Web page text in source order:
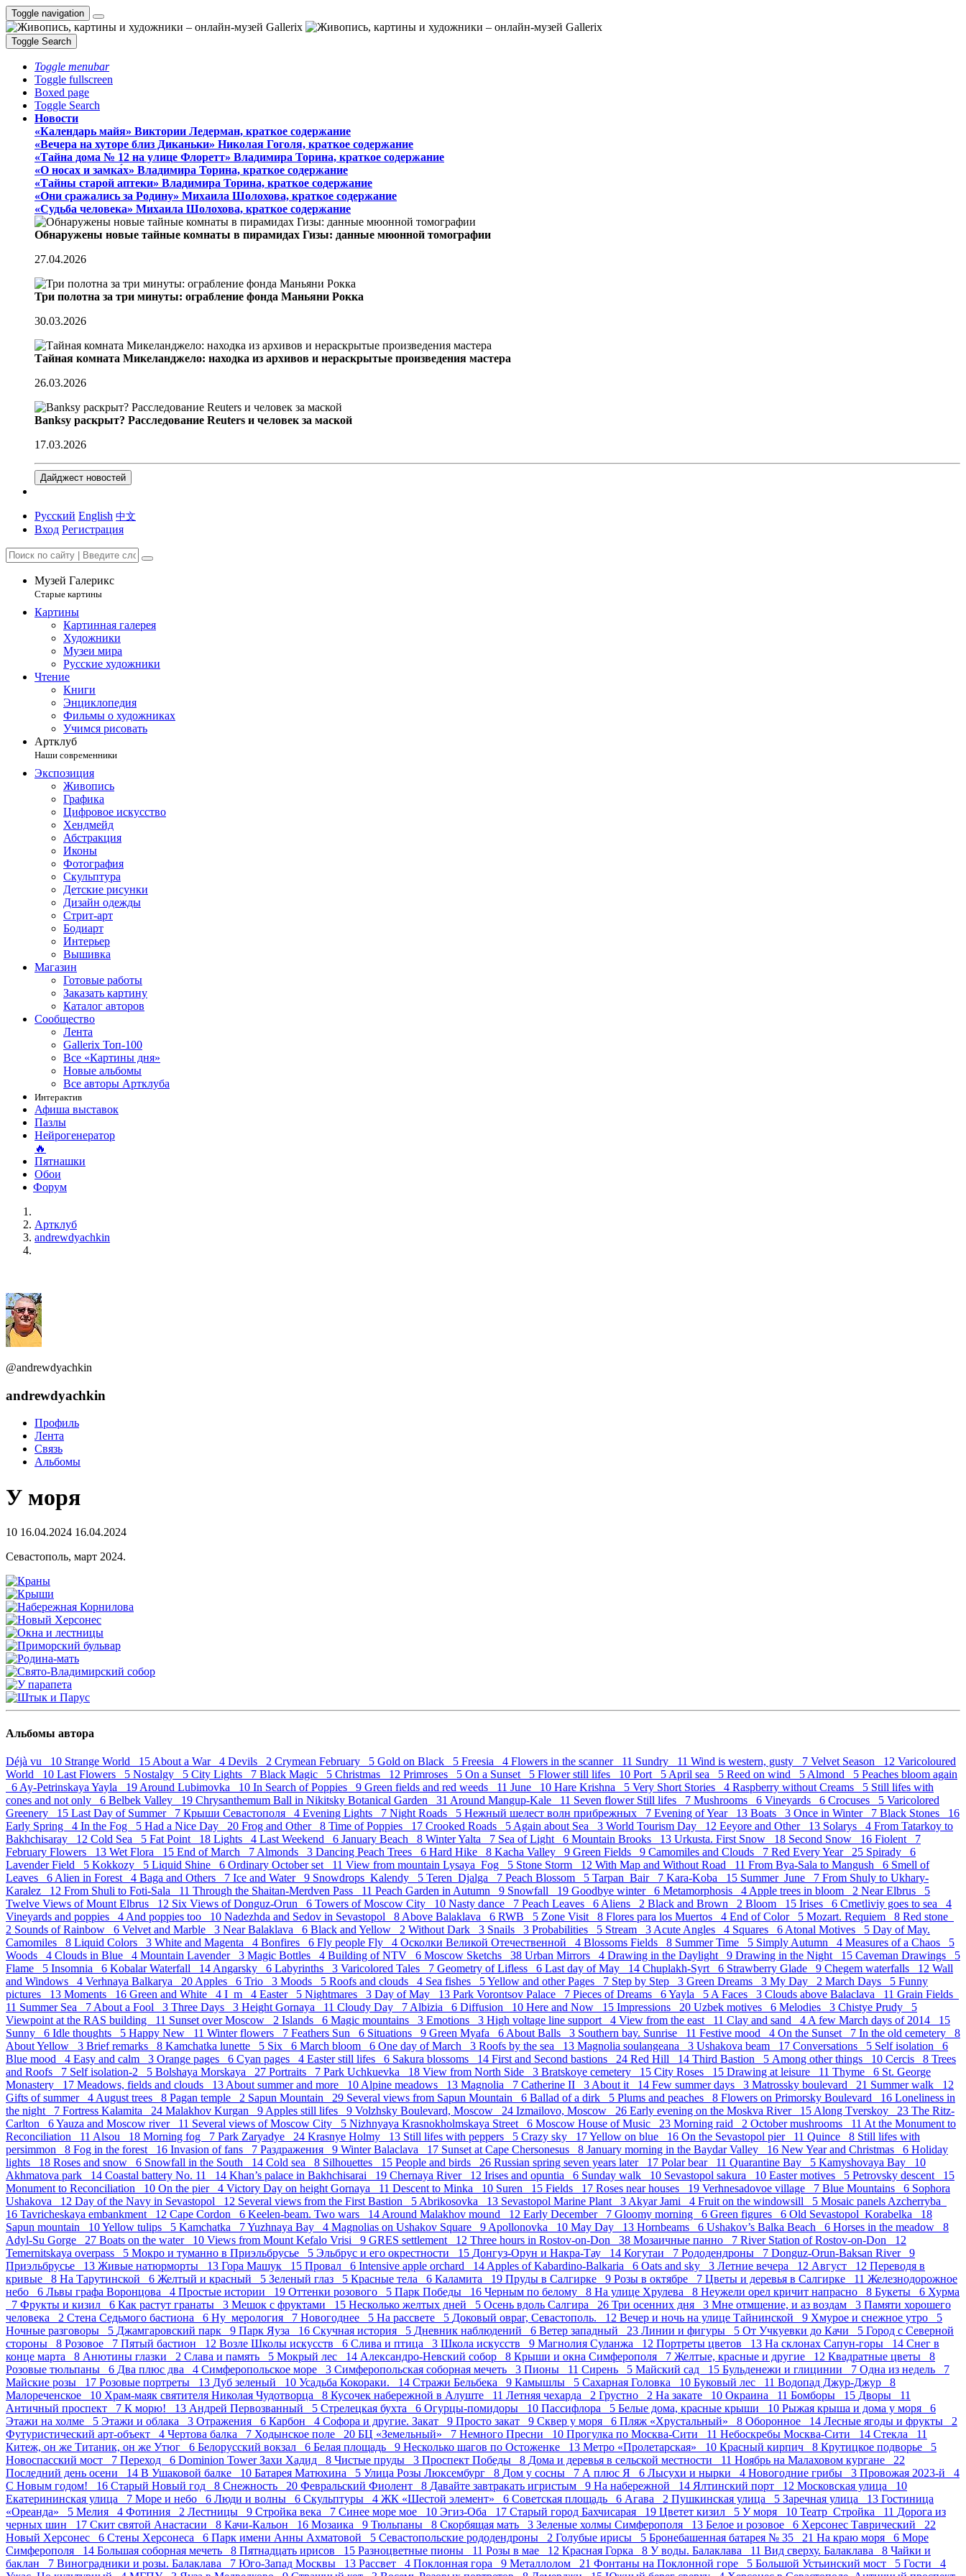
Toggle navigation
Toggle Search
Toggle menubar
Toggle fullscreen
Boxed page
Toggle Search
Новости
«Календарь майя» Виктории Ледерман, краткое содержание
«Вечера на хуторе близ Диканьки» Николая Гоголя, краткое содержание
«Тайна дома № 12 на улице Флоретт» Владимира Торина, краткое содержание
«О носах и замка́х» Владимира Торина, краткое содержание
«Тайны старой аптеки» Владимира Торина, краткое содержание
«Они сражались за Родину» Михаила Шолохова, краткое содержание
«Судьба человека» Михаила Шолохова, краткое содержание
Обнаружены новые тайные комнаты в пирамидах Гизы: данные мюонной томографии
27.04.2026
Три полотна за три минуты: ограбление фонда Маньяни Рокка
30.03.2026
Тайная комната Микеланджело: находка из архивов и нераскрытые произведения мастера
26.03.2026
Banksy раскрыт? Расследование Reuters и человек за маской
17.03.2026
Дайджест новостей
Русский English 中文
Вход Регистрация
Музей Галерикс
Старые картины
Картины
Картинная галерея
Художники
Музеи мира
Русские художники
Чтение
Книги
Энциклопедия
Фильмы о художниках
Учимся рисовать
Артклуб
Наши современники
Экспозиция
Живопись
Графика
Цифровое искусство
Хендмейд
Абстракция
Иконы
Фотография
Скульптура
Детские рисунки
Дизайн одежды
Стрит-арт
Бодиарт
Интерьер
Вышивка
Магазин
Готовые работы
Заказать картину
Каталог авторов
Сообщество
Лента
Gallerix Топ-100
Все «Картины дня»
Новые альбомы
Все авторы Артклуба
Интерактив
Афиша выставок
Пазлы
Нейрогенератор
🔥
Пятнашки
Обои
Форум
Артклуб
andrewdyachkin
@andrewdyachkin
andrewdyachkin
Профиль
Лента
Связь
Альбомы
У моря
10 16.04.2024 16.04.2024
Севастополь, март 2024.
Альбомы автора
Déjà vu 10 Strange World 15 About a War 4 Devils 2 Crymean February 5 Gold on Black 5 Freesia 4 Flowers in the scanner 11 Sundry 11 Wind is western, gusty 7 Velvet Season 12 Varicoloured
World 10 Last Flowers 5 Nostalgy 5 City Lights 7 Black Magic 5 Christmas 12 Primroses 5 On a Sunset 5 Flower still lifes 10 Port 5 April sea 5 Reed on wind 5 Almond 5 Peaches bloom again
6 Ay-Petrinskaya Yayla 19 Around Lubimovka 10 In Search of Poppies 9 Green fields and red weeds 11 June 10 Hare Krishna 5 Very Short Stories 4 Raspberry without Creams 5 Still lifes with
cones and not only 6 Belbek Valley 19 Chrysanthemum Ball in Nikitsky Botanical Garden 31 Around Mangup-Kale 11 Seven flower Still lifes 7 Mushrooms 6 Vineyards 6 Crocuses 5 Varicolored
Greenery 15 Last Day of Summer 7 Крыши Севастополя 4 Evening Lights 7 Night Roads 5 Нежный шелест волн прибрежных 7 Evening of Year 13 Boats 3 Once in Winter 7 Black Stones 16
Early Spring 4 In the Fog 5 Had a Nice Day 20 Frog and Other 8 Time of Poppies 17 Crooked Roads 5 Again about Sea 3 World Tourism Day 12 Eeyore and Other 13 Solarys 4 From Tatarkoy to
Bakhchisaray 12 Cold Sea 5 Fat Point 18 Lights 4 Last Weekend 6 January Beach 8 Winter Yalta 7 Sea of Light 6 Mountain Brooks 13 Urkusta. First Snow 18 Second Snow 16 Fiolent 7
February Flowers 13 Wet Flora 15 End of March 7 Almonds 3 Dancing Peach Trees 6 Hard Hike 8 Kacha Valley 9 Green Fields 9 Camomiles and Clouds 7 Red Every Year 25 Spirady 6
Lavender Field 5 Kokkozy 5 Liquid Shine 6 Ordinary October set 11 View from mountain Lysaya_Fog 5 Stone Storm 12 With Map and Without Road 11 From Bya-Sala to Mangush 6 Smell of
Leaves 6 Alien in Forest 4 Baga and Others 7 Ice and Water 9 Snowdrops_Kalendy 5 Teren_Djalga 7 Peach Blossom 5 Tarpan_Bair 7 Kara-Koba 15 Summer_June 7 From Shuly to Ukhary-
Karalez 12 From Shuli to Foti-Sala 11 Through the Shaitan-Merdven Pass 11 Peach Garden in Autumn 9 Snowfall 19 Goodbye winter 6 Metamorphosis 4 Apple trees in bloom 2 Near Elbrus 5
Twelve Views of Mount Elbrus 12 Six Views of Donguz-Orun 6 Towers of Moscow City 10 Nasty dance 7 Peach Leaves 6 Aliens 2 Black and Brown 2 Bloom 15 Irises 6 Cmetliviy goes to sea 4
Vineyards and poppies 4 And poppies too 10 Nadezhda and Sedov in Sevastopol 8 Above Balaklava 6 RWB 5 Zone Visit 8 Flores para los Muertos 4 End of Color 5 Mozart. Requiem 8 Red stone
2 Sounds of Rainbow 6 Velvet and Marble 3 Near Balaklava 6 Black and Yellow 2 Without Dark 3 Snails 3 Probabilities 5 Stream 3 Acute Angles 4 Squares 6 Atonal Motives 5 Day of May.
Camomiles 8 Liquid Colors 3 White and Magenta 4 Bonfires 6 Fly people Fly 4 Осколки Великой Отечественной 4 Blossoms Fields 8 Summer Time 5 Simply Autumn 4 Measures of a Chaos 5
Woods 4 Clouds in Blue 4 Mountain Lavender 3 Magic Bottles 4 Building of NTV 6 Moscow Sketchs 38 Urban Mirrors 4 Drawing in the Daylight 9 Drawing in the Night 15 Caveman Drawings 5
Flame 5 Insomnia 6 Kobalar Waterfall 14 Angarsky 6 Labyrinths 3 Varicolored Tales 7 Geometry of Lifless 6 Last day of May 14 Chuplakh-Syrt 6 Strawberry Glade 9 Chegem waterfalls 12 Wall
and Windows 4 Verhnaya Balkarya 20 Apples 6 Trio 3 Moods 5 Roofs and clouds 4 Sea fishes 5Yellow and other Pages 7 Step by Step 3 Green Dreams 3 My Day 2 March Days 5 Funny
pictures 13 Moments 16 Green and White 4 I_m 4 Easter 5 Nightmares 3 Day of May 13 Park Vorontsov Palace 7 Pieces of Dreams 6Yayla 5 A Faces 3 Clouds above Balaclava 11 Grain Fields
11 Summer Sea 7 About a Fool 3 Three Days 3 Height Gornaya 11 Cloudy Day 7 Albizia 6 Diffusion 10 Here and Now 15 Impressions 20 Uzbek motives 6 Melodies 3 Chistye Prudy 5
Viewpoint at the RAS building 11 Sunset over Moscow 2 Islands 6 Magic mountains 3 Emotions 3 High voltage line support 4 View from the east 11 Clay and sand 4 A few March days of 2014 15
Sunny 6 Idle thoughts 5 Happy New 11 Winter flowers 7 Feathers Sun 6 Situations 9 Green Myafa 6 About Balls 3 Southern bay. Sunrise 11 Festive mood 4 On the Sunset 7 In the old cemetery 8
About Yellow 3 Brief remarks 8 Kamchatka lunette 5 Six 6 March bloom 6 One day of March 3 Roofs by the sea 13 Magnolia soulangeana 3 Ushakova beam 17 Conversations 5 Self isolation 6
Blue mood 4 Easy and calm 3 Orange pages 6 Cyan pages 4 Easter still lifes 6 Sakura blossoms 14 First and Second bastions 24 Red Hill 14 Third Bastion 5 Аmong other things 10 Cercis 8 Trees
and Roofs 7 Self isolation-2 5 Bolshaya Morskaya 27 Portraits 7 Park Uchkuevka 18 View from North Side 3 Bratskoye cemetery 15 City Roses 15 Drawing at leisure 11 Thyme 6 St. George
Monastery 17 Meadows, fields and clouds 13 About summer and more 10 Alpine meadows 13 Magnolia 7 Catherine II 3 About it 14 Few summer days 3 Matrossky boulevard 21 Summer walk 12
Gifts of summer 4 August trees 8 Pagan temple 2 Sapun Mountain 29 Several views from Sapun Mountain 6 Ballad of a dirk 5 Plums and peaches 8 Flowers on Primorsky Boulevard 16 Loneliness in
the night 7 Fortress Kalamita 24 Malakhov Kurgan 9 Apples still lifes 9 Volzhsky Boulevard, Moscow 24 Izmailovo, Moscow 26 Early evening on the Moskva River 15 Along Tverskoy 23 The Ritz-
Carlton 6Yauza and Moscow river 11 Several views of Moscow City 5 Nizhnyaya Krasnokholmskaya Street 6 Moscow House of Music 23 Morning raid 2 October mushrooms 11 At the Monument to
Reconciliation 11 Alsou 18 Morning fog 7 Park Zaryadye 24 Krasnye Holmy 13 Still lifes with peppers 5 Crazy sky 17Yellow on blue 16 On the Sevastopol pier 11 Quince 8 Still lifes with
persimmon 8 Fog in the forest 16 Invasion of fans 7 Раздражения 9 Winter Balaclava 17 Sunset at Cape Chersonesus 8 January morning in the Baydar Valley 16 New Year and Christmas 6 Holiday
lights 18 Roses and snow 6 Snowfall in the South 14 Cold sea 8 Silhouettes 15 People and birds 26 Russian spring seven years later 17 Polar bear 11 Quarantine Bay 5 Kamyshovaya Bay 10
Akhmatova park 14 Coastal battery No. 11 14 Khan’s palace in Bakhchisarai 19 Chernaya River 12 Irises and opuntia 6 Sunday walk 10 Sevastopol sakura 10 Easter motives 5 Petrovsky descent 15
Monument to Reconciliation 10 On the pier 4 Victory Day on height Gornaya 11 Descent to Minka 10 Suren 15 Fields 17 Roses near houses 19 Verhnesadovoe village 7 Blue Mountains 6 Sophora
Ushakova 12 Day of the Navy in Sevastopol 12 Several views from the First Bastion 5 Abrikosovka 13 Sevastopol Marine Plant 3 Akyar Jami 4 Fruit on the windowsill 5 Mosaic panels Azcherryba
16 Tavricheskaya embankment 12 Cape Cordon 6 Keelen-beam. Two wars 14 Around Malakhov mound 12 Early December 7 Gloomy morning 6 Green figures 6 Old Sevastopol_Korabelka 18
Sapun mountain 10Yellow tulips 5 Kamchatka 7Yuzhnaya Bay 4 Magnolias on Ushakov Square 9 Apollonovka 10 May Day 13 Hornbeams 6 Ushakov’s Balka Beach 6 Horses in the meadow 8
Adyl-Su Gorge 27 Boats on the water 10 Views from Mount Kefalo Vrisi 9 GRES settlement 12 Three hours in Rostov-on-Don 38 Мозаичные панно 7 River Station of Rostov-on-Don 12
Temernitskaya overpass 5 Мокро и туманно в Приэльбрусье 5 Эльбрус и его окрестности 15 Донгуз-Орун и Накра-Тау 14 Когутаи 7 Рододендроны 7 Donguz-Orun-Baksan River 9
Приэльбрусье 13 Живые натюрморты 13 Гора Машук 15 Провал 6 Intensive apple orchard 14 Apples of Kabardino-Balkaria 6 Oats and sky 3 Летние вечера 12 Август 12 Переводя в
кривые 8 На Тарутинской 6 Желтый и красный 5 Зеленый глаз 5 Красные тела 6 Каламита 19 Пруды в Салгирке 9 Розы в октябре 7 Цветы и деревья в Салгирке 11 Железнодорожное
небо 6 Львы графа Воронцова 4 Простые истории 19 Оттенки розового 5 Парк Победы 16 Черным по белому 8 На улице Хрулева 8 Неужели орел кричит напрасно 8 Букеты 6 Хурма
7 Фрукты и кизил 6 Как растут гранаты 3 Мешок с фруктами 15 Несколько желтых дней 5 Осень вдоль Салгира 26 Три осенних дня 3 Мне отмщение, и аз воздам 3 Памяти хорошего
человека 2 Стена Седьмого бастиона 6 Ну_мерология 7 Новогоднее 5 На рассвете 5 Доковый овраг, Севастополь. 12 Вечер и ночь на улице Тайнинской 9 Хмурое и снежное утро 5
Ночные разговоры 5 Джамгаровский парк 9 Парк Яуза 16 Скучная история 5 Дневник наблюдений 6 Ветер западный 23 Линии и фигуры 5 От Учкуевки до Качи 5 Город с Северной
стороны 8 Розовое 7 Пятый бастион 12 Возле Школы искусств 6 Слива и птица 3 Школа искусств 9 Магнолия Суланжа 12 Портреты цветов 13 На склонах Сапун-горы 14 Снег в
конце марта 8 Анютины глазки 2 Слава и память 5 Мокрый лес 14 Александро-Невский собор 8 Крыши и окна Симферополя 7 Желтые, красные и другие 12 Квадратные цветы 8
Розовые тюльпаны 6 Два плюс два 4 Симферопольское море 3 Симферопольская соборная мечеть 3 Пионы 11 Сирень 5 Майский сад 15 Бульденежи и глицинии 7 Одна из недель 7
Майские розы 17 Розовые портреты 13 Дуб зеленый 10 Усадьба Кокораки. 14 Стражи Бельбека 9 Камышлы 5 Сахарная Головка 10 Буковый лес 11 Водопад Джур-Джур 8
Малореченское 10 Храм-маяк святителя Николая Чудотворца 8 Кусочек набережной в Алуште 11 Летняя чехарда 2 Грустно 2 На закате 10 Окраина 11 Бомборы 15 Дворы 11
Античный проспект 7 К морю! 13 Андрей Первозванный 5 Стрелецкая бухта 6 Огурцы-помидоры 10 Пасcифлора 5 Белые дома, красные крыши 10 Рыжая крыша и дома у моря 6
Этажи на холме 5 Этажи и облака 3 Отражения 6 Карбон 4 Софора и другие. Закат 9 Просто закат 9 Сквер у моря 6 Пляж «Хрустальный» 8 Оборонное 14 Лесные ягоды и фрукты 2
Футуристический арт-объект 4 Чертова балка 7 Ходынское поле 20 БЦ «Земельный» 7 Немного Пресни 10 Прогулка по Москва-Сити 11 Небоскребы Москва-Сити 14 Стекла 11
Китеж, он же Титаник, он же Утюг 6 Белорусский вокзал 6 Белая площадь 9 Несколько шагов по Остоженке 13 Метро «Пролетарская» 10 Красный кирпич 8 Крутицкое подворье 5
Новоспасский мост 7 Переход 6 Dominion Tower Захи Хадид 8 Чистые пруды 3 Проспект Победы 8 Дома и деревья в сельской местности 11 Ноябрь на Малаховом кургане 22
Последний день осени 14 В Ушаковой балке 10 Батарея Матюхина 5 Улица Розы Люксембург 8 Дом у сосны 7 А плюс Я 6 Лысухи и нырки 4 Новогодние грибы 3 Провожая 2023-й 4
С Новым годом! 16 Старый Новый год 8 Снежность 20 Февральский Фиолент 8 Давайте завтракать игристым 9 На набережной 14 Ялтинский порт 12 Московская улица 10
Екатерининская улица 7 Море и небо 6 Люди и волны 6 Скульптуры 4 ЖК «Шестой элемент» 6 Советская площадь 6 Агава 2 Пушкинская улица 5 Заречная улица 13 Гостиница
«Ореанда» 5 Мелия 4 Фотиния 2 Лестницы 9 Стройка века 7 Синее море мое 10 Эгиз-Оба 17 Старый город Бахчисарая 19 Цветет кизил 5 У моря 10 Театр_Стройка 11 Дорога из
черных шин 17 Скит святой Анастасии 8 Качи-Кальон 16 Мозаика 9 Тюльпаны 8 Скорбящая мать 3 Зеленые холмы Симферополя 13 Белое и розовое 6 Херсонес Таврический 22
Новый Херсонес 6 Стены Херсонеса 6 Парк имени Анны Ахматовой 5 Севастопольские рододендроны 2 Голубые ирисы 5 Бронебашенная батарея № 35 21 На краю моря 6 Море
Симферополя 14 Большая соборная мечеть 8 Пятнадцать ирисов 15 Разноцветные пионы 11 Розы в мае 12 Красная Горка 8 У воды. Балаклава 11 Вид сверху. Балаклава 8 Чайки и
баклан 7 Виноградники и розы. Балаклава 7 Юго-Запад Москвы 13 Рассвет 4 Поклонная гора 9 Металлолом 21 Фонтаны на Поклонной горе 5 Большой Устьинский мост 5 Гости 4